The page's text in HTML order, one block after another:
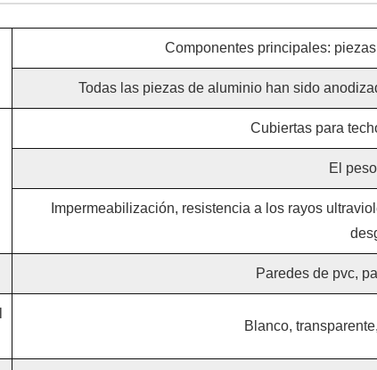
Componentes principales:
Todas las piezas de aluminio han sido
Cubiertas para
El
Impermeabilización, resistencia a los rayos
Paredes de pvc,
Blanco,